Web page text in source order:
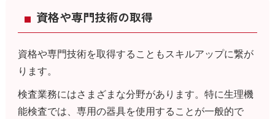
資格や専門技術の取得
資格や専門技術を取得することもスキルアップに繋が
ります。
検査業務にはさまざまな分野があります。特に生理機
能検査では、専用の器具を使用することが一般的で